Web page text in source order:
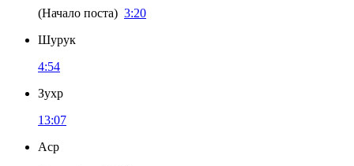
(Начало поста) 3:20
Шурук
4:54
Зухр
13:07
Аср